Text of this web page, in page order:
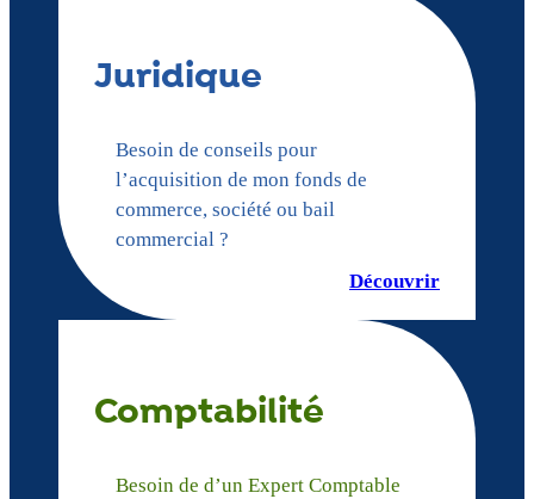
Juridique
Besoin de conseils pour
l’acquisition de mon fonds de
commerce, société ou bail
commercial ?
Découvrir
Comptabilité
Besoin de d’un Expert Comptable